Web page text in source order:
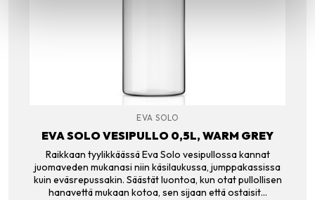
EVA SOLO
EVA SOLO VESIPULLO 0,5L, WARM GREY
Raikkaan tyylikkäässä Eva Solo vesipullossa kannat
juomaveden mukanasi niin käsilaukussa, jumppakassissa
kuin eväsrepussakin. Säästät luontoa, kun otat pullollisen
hanavettä mukaan kotoa, sen sijaan että ostaisit…